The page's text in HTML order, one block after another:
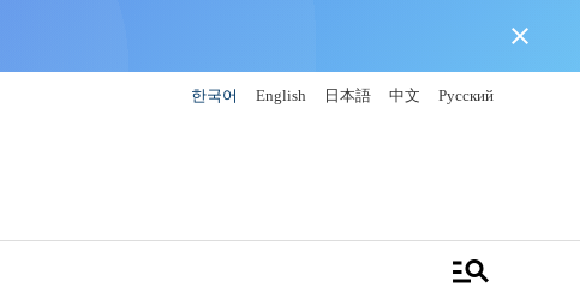
close
한국어 English 日本語 中文 Русский
manage_search